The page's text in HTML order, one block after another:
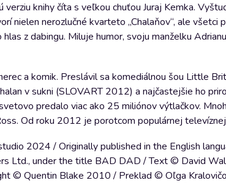
verziu knihy číta s veľkou chuťou Juraj Kemka.
nielen nerozlučné kvarteto „Chalaňov“, ale
z dabingu. Miluje humor, svoju manželku
a komik. Preslávil sa komediálnou šou Little
v sukni (SLOVART 2012) a najčastejšie ho
predalo viac ako 25 miliónov výtlačkov.
Od roku 2012 je porotcom populárnej
2024 / Originally published in the English
Ltd., under the title BAD DAD / Text © David
© Quentin Blake 2010 / Preklad © Oľga